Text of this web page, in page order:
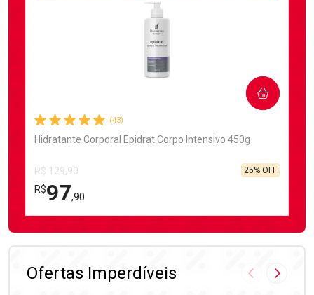
(43)
Hidratante Corporal Epidrat Corpo Intensivo 450g
R$ 129,90
R$97,90
25% OFF
COMPRAR
FECHAR
FECHAR
Ofertas Imperdíveis Imagem